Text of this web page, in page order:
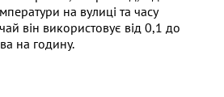
на вулиці та часу
він використовує від 0,1 до
на годину.